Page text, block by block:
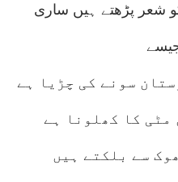
شعر پڑھتے ہیں ساری
سونے کی چڑیا ہے
مٹی کا کھلونا ہے
سے بلکتے ہیں